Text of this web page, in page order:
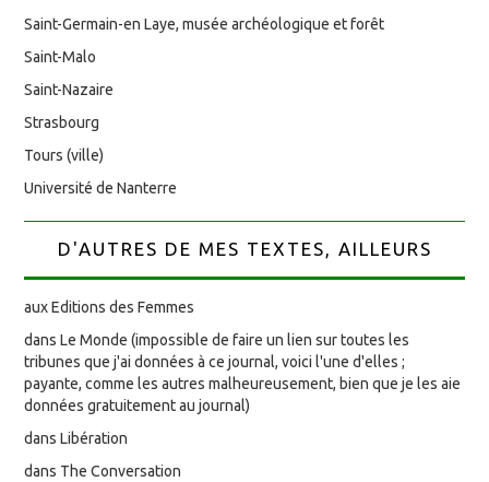
Saint-Germain-en Laye, musée archéologique et forêt
Saint-Malo
Saint-Nazaire
Strasbourg
Tours (ville)
Université de Nanterre
D'AUTRES DE MES TEXTES, AILLEURS
aux Editions des Femmes
dans Le Monde (impossible de faire un lien sur toutes les
tribunes que j'ai données à ce journal, voici l'une d'elles ;
payante, comme les autres malheureusement, bien que je les aie
données gratuitement au journal)
dans Libération
dans The Conversation